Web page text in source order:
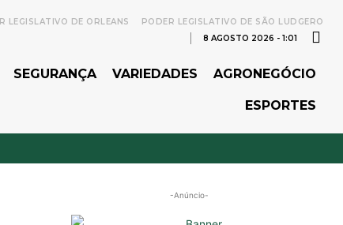
LEGISLATIVO DE ORLEANS
PODER LEGISLATIVO DE SÃO LUDGERO
8 AGOSTO 2026 - 1:01
SEGURANÇA VARIEDADES AGRONEGÓCIO
ESPORTES
-Anúncio-